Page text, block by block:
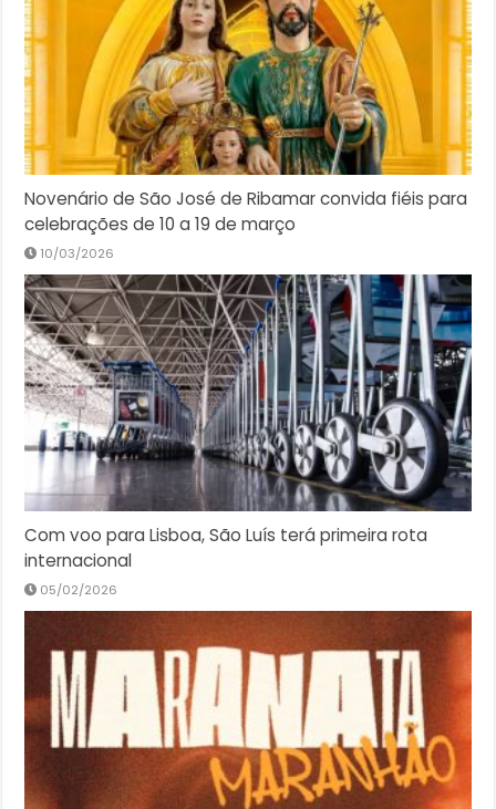
Novenário de São José de Ribamar convida fiéis para
celebrações de 10 a 19 de março
10/03/2026
Com voo para Lisboa, São Luís terá primeira rota
internacional
05/02/2026